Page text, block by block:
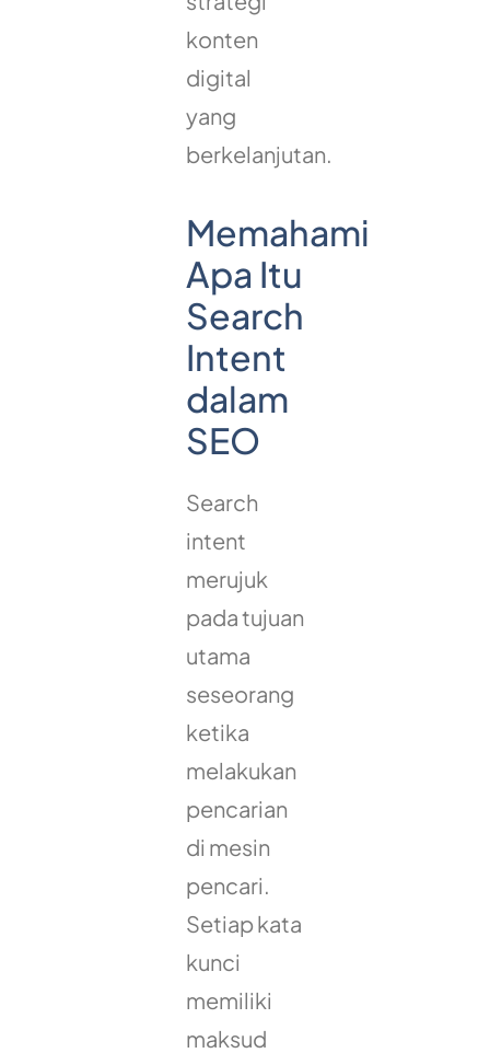
konten
digital
yang
berkelanjutan.
Memahami
Apa Itu
Search
Intent
dalam
SEO
Search
intent
merujuk
pada tujuan
utama
seseorang
ketika
melakukan
pencarian
di mesin
pencari.
Setiap kata
kunci
memiliki
maksud